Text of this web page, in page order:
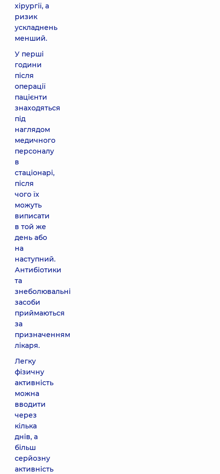
хірургії, а
ризик
ускладнень
менший.
У перші
години
після
операції
пацієнти
знаходяться
під
наглядом
медичного
персоналу
в
стаціонарі,
після
чого їх
можуть
виписати
в той же
день або
на
наступний.
Антибіотики
та
знеболювальні
засоби
приймаються
за
призначенням
лікаря.
Легку
фізичну
активність
можна
вводити
через
кілька
днів, а
більш
серйозну
активність